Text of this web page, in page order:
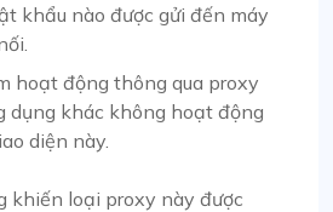
khẩu nào được gửi đến máy
hoạt động thông qua proxy
dụng khác không hoạt động
diện này.
khiến loại proxy này được